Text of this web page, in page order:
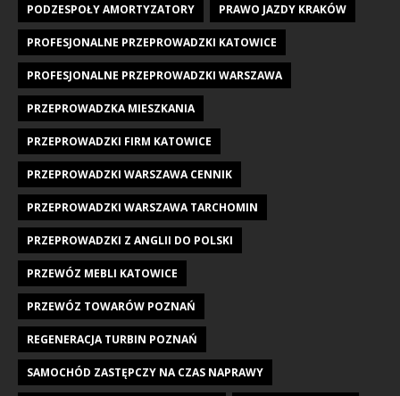
PODZESPOŁY AMORTYZATORY PRAWO JAZDY KRAKÓW
PROFESJONALNE PRZEPROWADZKI KATOWICE
PROFESJONALNE PRZEPROWADZKI WARSZAWA
PRZEPROWADZKA MIESZKANIA
PRZEPROWADZKI FIRM KATOWICE
PRZEPROWADZKI WARSZAWA CENNIK
PRZEPROWADZKI WARSZAWA TARCHOMIN
PRZEPROWADZKI Z ANGLII DO POLSKI
PRZEWÓZ MEBLI KATOWICE
PRZEWÓZ TOWARÓW POZNAŃ
REGENERACJA TURBIN POZNAŃ
SAMOCHÓD ZASTĘPCZY NA CZAS NAPRAWY